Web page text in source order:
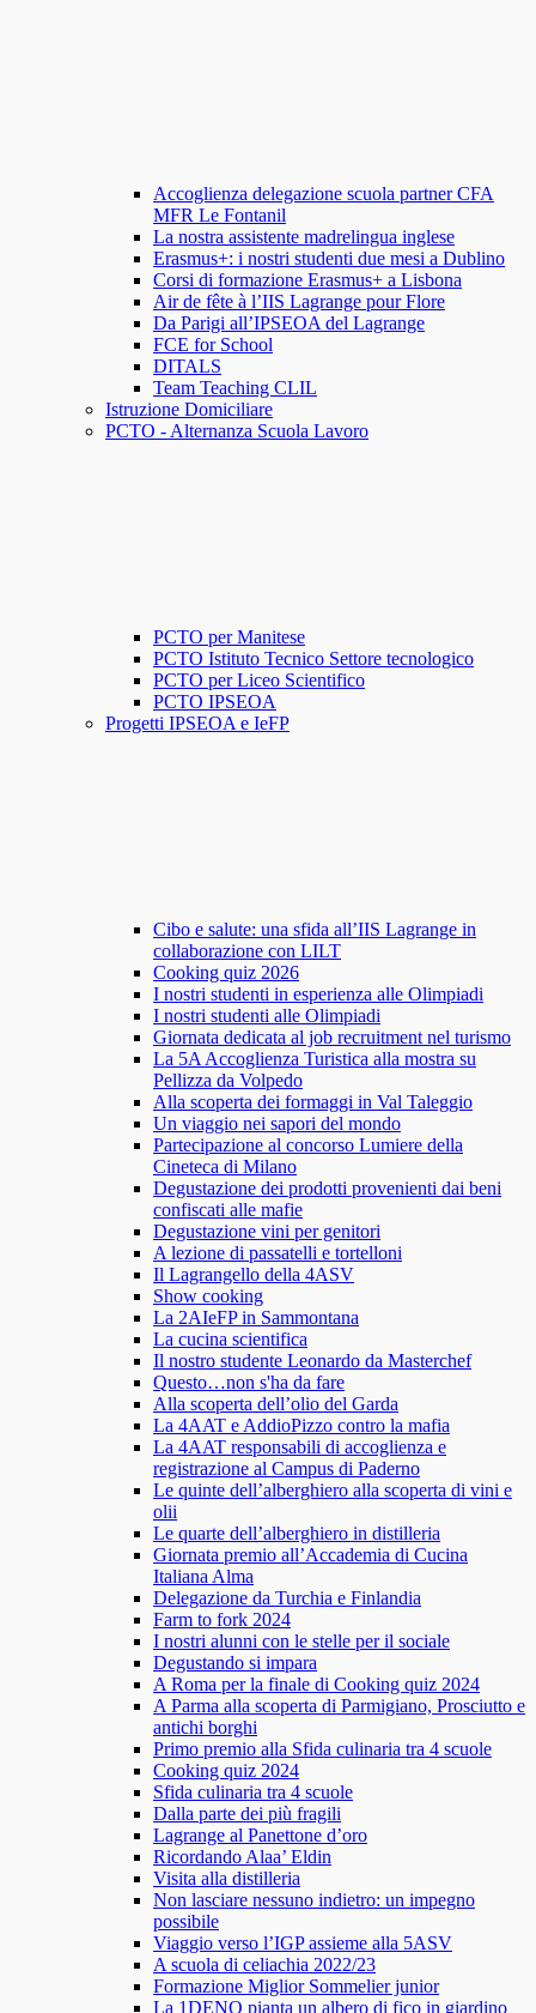
Accoglienza delegazione scuola partner CFA
MFR Le Fontanil
La nostra assistente madrelingua inglese
Erasmus+: i nostri studenti due mesi a Dublino
Corsi di formazione Erasmus+ a Lisbona
Air de fête à l’IIS Lagrange pour Flore
Da Parigi all’IPSEOA del Lagrange
FCE for School
DITALS
Team Teaching CLIL
Istruzione Domiciliare
PCTO - Alternanza Scuola Lavoro
PCTO per Manitese
PCTO Istituto Tecnico Settore tecnologico
PCTO per Liceo Scientifico
PCTO IPSEOA
Progetti IPSEOA e IeFP
Cibo e salute: una sfida all’IIS Lagrange in
collaborazione con LILT
Cooking quiz 2026
I nostri studenti in esperienza alle Olimpiadi
I nostri studenti alle Olimpiadi
Giornata dedicata al job recruitment nel turismo
La 5A Accoglienza Turistica alla mostra su
Pellizza da Volpedo
Alla scoperta dei formaggi in Val Taleggio
Un viaggio nei sapori del mondo
Partecipazione al concorso Lumiere della
Cineteca di Milano
Degustazione dei prodotti provenienti dai beni
confiscati alle mafie
Degustazione vini per genitori
A lezione di passatelli e tortelloni
Il Lagrangello della 4ASV
Show cooking
La 2AIeFP in Sammontana
La cucina scientifica
Il nostro studente Leonardo da Masterchef
Questo…non s'ha da fare
Alla scoperta dell’olio del Garda
La 4AAT e AddioPizzo contro la mafia
La 4AAT responsabili di accoglienza e
registrazione al Campus di Paderno
Le quinte dell’alberghiero alla scoperta di vini e
olii
Le quarte dell’alberghiero in distilleria
Giornata premio all’Accademia di Cucina
Italiana Alma
Delegazione da Turchia e Finlandia
Farm to fork 2024
I nostri alunni con le stelle per il sociale
Degustando si impara
A Roma per la finale di Cooking quiz 2024
A Parma alla scoperta di Parmigiano, Prosciutto e
antichi borghi
Primo premio alla Sfida culinaria tra 4 scuole
Cooking quiz 2024
Sfida culinaria tra 4 scuole
Dalla parte dei più fragili
Lagrange al Panettone d’oro
Ricordando Alaa’ Eldin
Visita alla distilleria
Non lasciare nessuno indietro: un impegno
possibile
Viaggio verso l’IGP assieme alla 5ASV
A scuola di celiachia 2022/23
Formazione Miglior Sommelier junior
La 1DENO pianta un albero di fico in giardino